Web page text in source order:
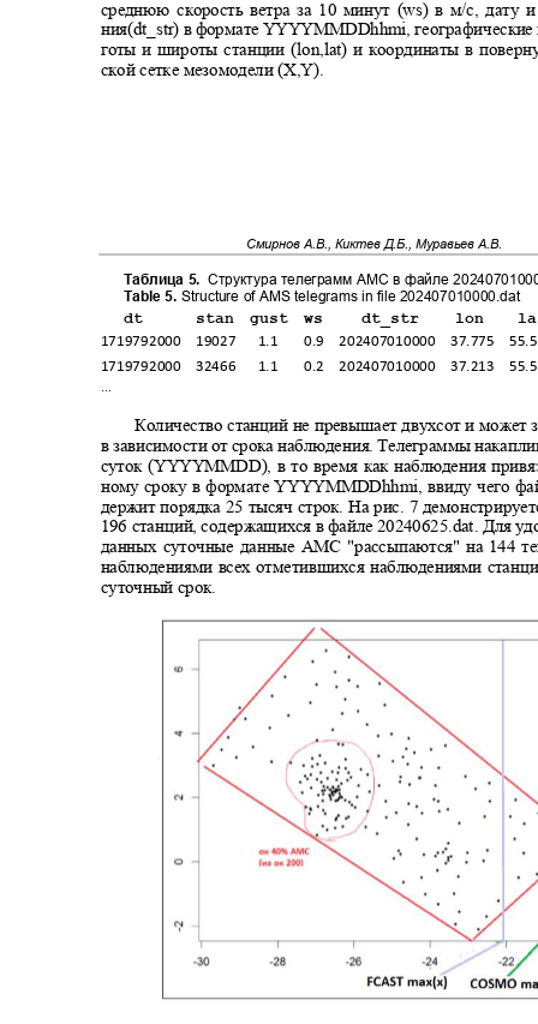
среднюю скорость ветра за 10 минут (ws) в м/с,
ния(dt_str) в формате YYYYMMDDhhmi,
готы и широты станции (lon,lat) и координаты в
ской сетке мезомодели (X,Y).
Смирнов А.В., Киктев Д.Б., Муравьев А.В.
Таблица 5. Структура телеграмм АМС в файле
Table 5. Structure of AMS telegrams in file 202407010000.dat
dt stan gust ws dt_str lon
1719792000 19027 1.1
0.9 202407010000 37.775
0.2 202407010000 37.213
1719792000 32466 1.1
Количество станций не превышает двухсот и может
в зависимости от срока наблюдения. Телеграммы
суток (YYYYMMDD), в то время как наблюдения
ному сроку в формате YYYYMMDDhhmi, ввиду чего
держит порядка 25 тысяч строк. На рис. 7
196 станций, содержащихся в файле 20240625.dat. Для
данных суточные данные АМС "рассыпаются" на 144
наблюдениями всех отметившихся наблюдениями
суточный срок.